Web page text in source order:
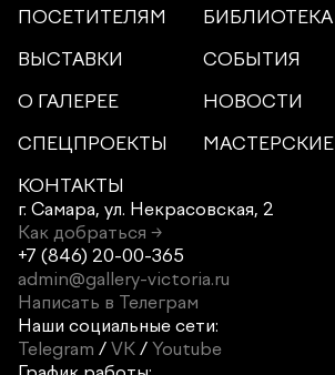
ПОСЕТИТЕЛЯМ
БИБЛИОТЕКА
ВЫСТАВКИ
СОБЫТИЯ
О ГАЛЕРЕЕ
НОВОСТИ
СПЕЦПРОЕКТЫ
МАСТЕРСКИЕ
КОНТАКТЫ
г. Самара, ул. Некрасовская, 2
Как добраться →
+7 (846) 20-00-365
admin@gallery-victoria.ru
Написать в Телеграм
Наши социальные сети:
Telegram / VK / Youtube